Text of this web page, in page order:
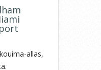
allas,